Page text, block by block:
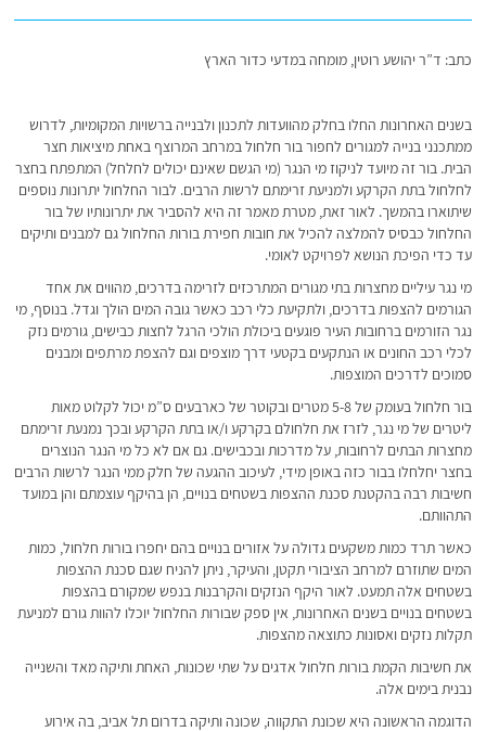
כתב: ד”ר יהושע רוטין, מומחה במדעי כדור הארץ
בשנים האחרונות החלו בחלק מהוועדות לתכנון ולבנייה ברשויות המקומיות, לדרוש
ממתכנני בנייה למגורים לחפור בור חלחול במרחב המרוצף באחת מיציאות חצר
הבית. בור זה מיועד לניקוז מי הנגר (מי הגשם שאינם יכולים לחלחל) המתפתח בחצר
לחלחול בתת הקרקע ולמניעת זרימתם לרשות הרבים. לבור החלחול יתרונות נוספים
שיתוארו בהמשך. לאור זאת, מטרת מאמר זה היא להסביר את יתרונותיו של בור
החלחול כבסיס להמלצה להכיל את חובות חפירת בורות החלחול גם למבנים ותיקים
עד כדי הפיכת הנושא לפרויקט לאומי.
מי נגר עיליים מחצרות בתי מגורים המתרכזים לזרימה בדרכים, מהווים את אחד
הגורמים להצפות בדרכים, ולתקיעת כלי רכב כאשר גובה המים הולך וגדל. בנוסף, מי
נגר הזורמים ברחובות העיר פוגעים ביכולת הולכי הרגל לחצות כבישים, גורמים נזק
לכלי רכב החונים או הנתקעים בקטעי דרך מוצפים וגם להצפת מרתפים ומבנים
סמוכים לדרכים המוצפות.
בור חלחול בעומק של 5-8 מטרים ובקוטר של כארבעים ס”מ יכול לקלוט מאות
ליטרים של מי נגר, לזרז את חלחולם בקרקע ו/או בתת הקרקע ובכך נמנעת זרימתם
מחצרות הבתים לרחובות, על מדרכות ובכבישים. גם אם לא כל מי הנגר הנוצרים
בחצר יחלחלו בבור כזה באופן מידי, לעיכוב ההגעה של חלק ממי הנגר לרשות הרבים
חשיבות רבה בהקטנת סכנת ההצפות בשטחים בנויים, הן בהיקף עוצמתם והן במועד
התהוותם.
כאשר תרד כמות משקעים גדולה על אזורים בנויים בהם יחפרו בורות חלחול, כמות
המים שתוזרם למרחב הציבורי תקטן, והעיקר, ניתן להניח שגם סכנת ההצפות
בשטחים אלה תמעט. לאור היקף הנזקים והקרבנות בנפש שמקורם בהצפות
בשטחים בנויים בשנים האחרונות, אין ספק שבורות החלחול יוכלו להוות גורם למניעת
תקלות נזקים ואסונות כתוצאה מהצפות.
את חשיבות הקמת בורות חלחול אדגים על שתי שכונות, האחת ותיקה מאד והשנייה
נבנית בימים אלה.
הדוגמה הראשונה היא שכונת התקווה, שכונה ותיקה בדרום תל אביב, בה אירוע